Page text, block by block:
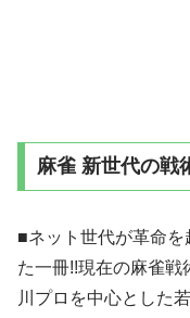
麻雀 新世代の戦
■ネット世代が革命
た一冊!!現在の麻雀
川プロを中心とした